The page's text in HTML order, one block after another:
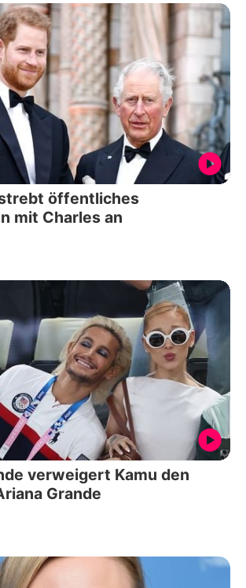
öffentliches
mit Charles an
verweigert Kamu den
Grande